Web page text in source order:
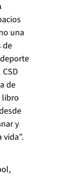
una
de
de
libro
y